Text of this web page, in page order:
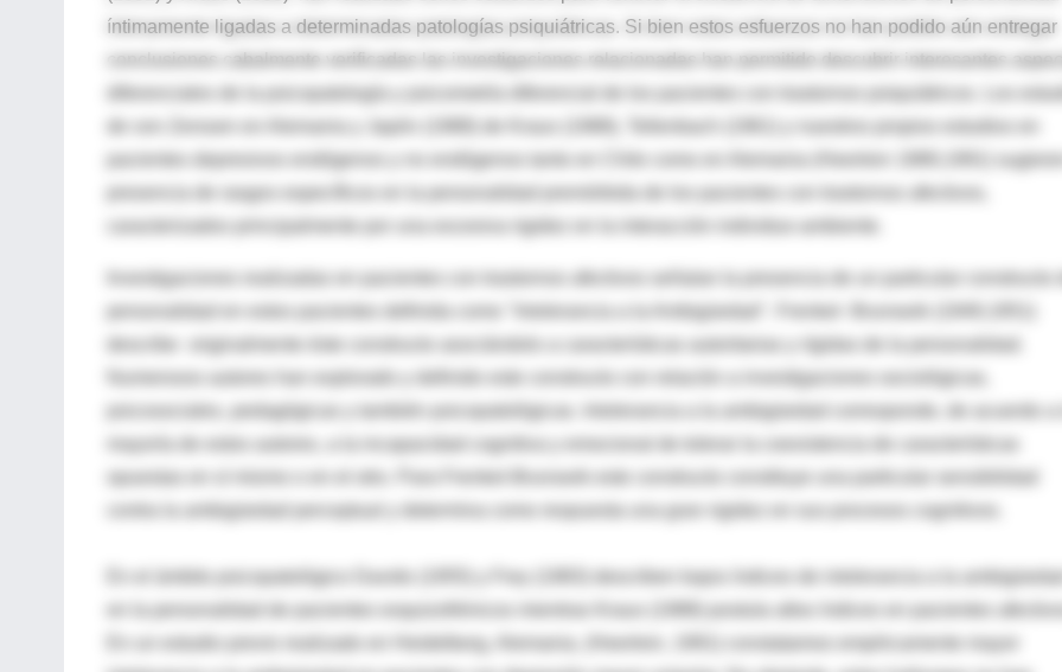
íntimamente ligadas a determinadas patologías psiquiátricas. Si bien estos esfuerzos no han podido aún entregar
conclusiones cabalmente verificadas las investigaciones relacionadas han permitido descubrir interesantes
diferenciales de la psicopatología y psicometría diferencial de los pacientes con trastornos psiquiátricos. Los
de von Zerssen en Alemania y Japón (1988) de Kraus (1988), Tellenbach (1961) y nuestros propios estudios en
pacientes depresivos endógenos y no endógenos tanto en Chile como en Alemania (Heerlein 1989,1991)
presencia de rasgos específicos en la personalidad premórbida de los pacientes con trastornos afectivos,
caracterizados principalmente por una excesiva rigidez en la interacción individuo-ambiente.
Investigaciones realizadas en pacientes con trastornos afectivos señalan la presencia de un particular constructo
personalidad en estos pacientes definida como "Intolerancia a la Ambigüedad". Frenkel- Brunswik (1949,1951)
describe originalmente éste constructo asociándolo a características autoritarias y rígidas de la personalidad.
Numerosos autores han explorado y definido este constructo con relación a investigaciones sociológicas,
psicosociales, pedagógicas y también psicopatológicas. Intolerancia a la ambigüedad corresponde, de acuerdo a
mayoría de estos autores, a la incapacidad cognitiva y emocional de tolerar la coexistencia de características
contra la ambigüedad perceptual y determina como respuesta una gran rigidez en sus procesos cognitivos.
En el ámbito psicopatológico Davids (1955) y Frey (1983) describen bajos índices de intolerancia a la ambigüedad
en la personalidad de pacientes esquizofrénicos mientras Kraus (1988) postula altos índices en pacientes
En un estudio previo realizado en Heidelberg, Alemania, (Heerlein, 1991) constatamos empíricamente mayor